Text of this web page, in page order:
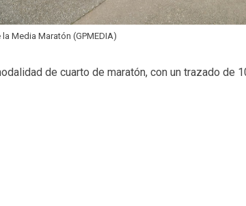
Media Maratón (GPMEDIA)
de cuarto de maratón, con un trazado de